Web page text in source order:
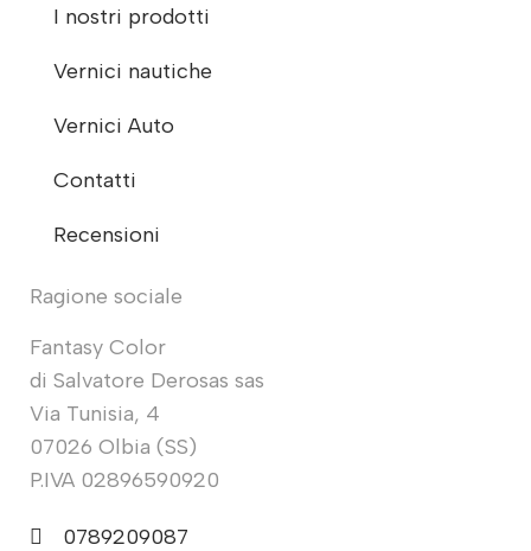
I nostri prodotti
Vernici nautiche
Vernici Auto
Contatti
Recensioni
Ragione sociale
Fantasy Color
di Salvatore Derosas sas
Via Tunisia, 4
07026 Olbia (SS)
P.IVA 02896590920
0789209087